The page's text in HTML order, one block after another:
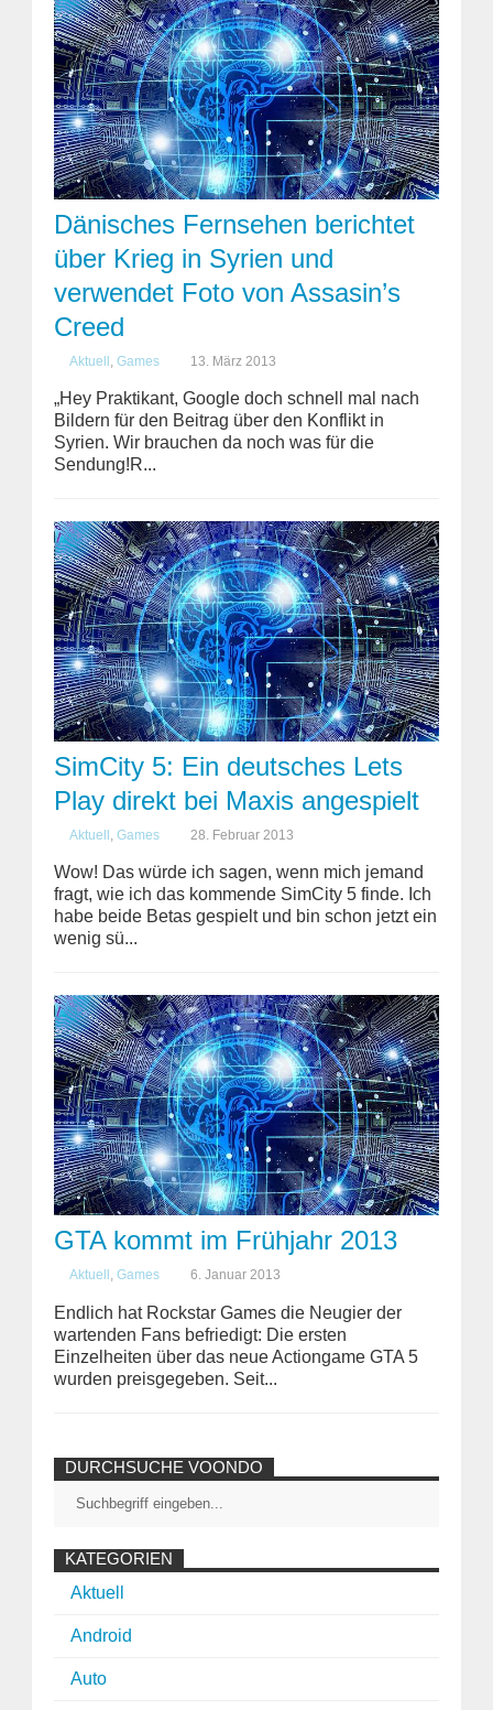
Dänisches Fernsehen berichtet
über Krieg in Syrien und
verwendet Foto von Assasin’s
Creed
Aktuell Games 13. März 2013
„Hey Praktikant, Google doch schnell mal nach
Bildern für den Beitrag über den Konflikt in
Syrien. Wir brauchen da noch was für die
Sendung!R...
SimCity 5: Ein deutsches Lets
Play direkt bei Maxis angespielt
Aktuell , Games 28. Februar 2013
Wow! Das würde ich sagen, wenn mich jemand
fragt, wie ich das kommende SimCity 5 finde. Ich
habe beide Betas gespielt und bin schon jetzt ein
wenig sü...
GTA kommt im Frühjahr 2013
Aktuell , Games 6. Januar 2013
Endlich hat Rockstar Games die Neugier der
wartenden Fans befriedigt: Die ersten
Einzelheiten über das neue Actiongame GTA 5
wurden preisgegeben. Seit...
DURCHSUCHE VOONDO
KATEGORIEN
Aktuell
Android
Auto